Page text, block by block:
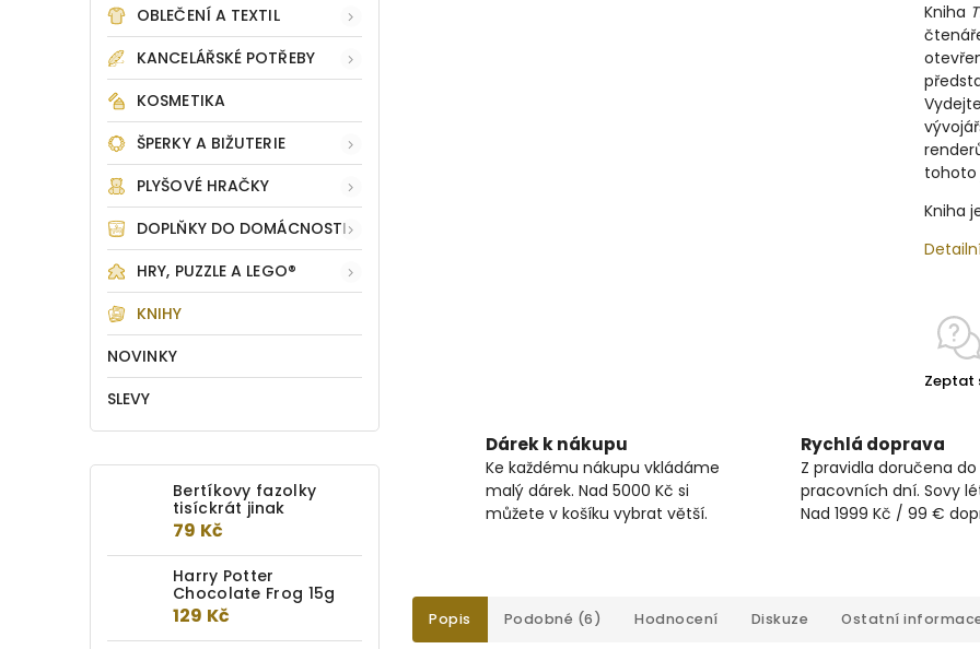
OBLEČENÍ A TEXTIL
KANCELÁŘSKÉ POTŘEBY
KOSMETIKA
ŠPERKY A BIŽUTERIE
PLYŠOVÉ HRAČKY
DOPLŇKY DO DOMÁCNOSTI
HRY, PUZZLE A LEGO®
KNIHY
NOVINKY
SLEVY
Bertíkovy fazolky
tisíckrát jinak
79 Kč
Harry Potter
Chocolate Frog 15g
129 Kč
Kniha
tohoto
Kniha
Zeptat
Dárek k nákupu
Ke každému nákupu vkládáme
malý dárek. Nad 5000 Kč si
můžete v košíku vybrat větší.
Rychlá doprava
Z pravidla doručena
pracovních dní. Sovy
Nad 1999 Kč / 99 €
Popis Podobné (6) Hodnocení Diskuze Ostatní